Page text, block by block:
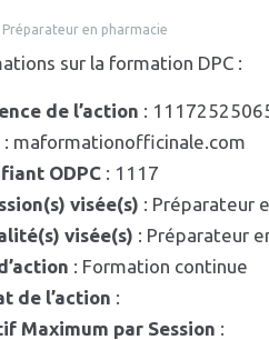
Préparateur en pharmacie
sur la formation DPC :
de l’action :
: maformationofficinale.com
ODPC : 1117
visée(s) : Préparateur
visée(s) : Préparateur
: Formation continue
de l’action :
Maximum par Session :